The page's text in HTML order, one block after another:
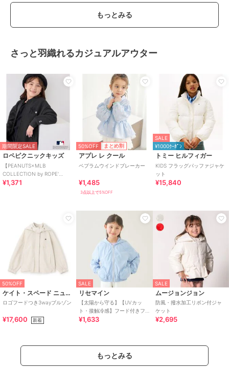
もっとみる
さっと羽織れるカジュアルアウター
期間限定SALE
ロペピクニックキッズ
【PEANUTS×MLB
COLLECTION by ROPE'
PICNIC】スウェットブルゾン
¥1,371
50%OFF まとめ割
アプレ レ クール
ペプラムウインドブレーカー
¥1,485
3点以上で5%OFF
SALE
¥1000ｸｰﾎﾟﾝ
トミー ヒルフィガー
KIDS フラッグパッファジャケ
ット
¥15,840
50%OFF
ケイト・スペード ニューヨーク キッズ
ロゴフードつき3wayブルゾン
¥17,600 新着
SALE
リセマイン
【太陽から守る】【UVカッ
ト・接触冷感】フード付きフ
ルジップパーカ【子供服】
¥1,633
SALE
ムージョンジョン
防風・撥水加工リボン付ジャ
ケット
¥2,695
もっとみる